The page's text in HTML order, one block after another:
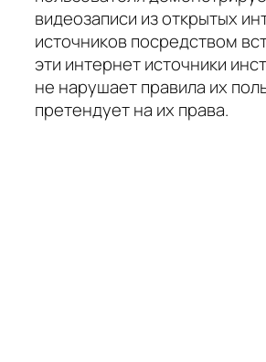
видеозаписи из открытых
источников посредством
эти интернет источники
не нарушает правила их
претендует на их права.